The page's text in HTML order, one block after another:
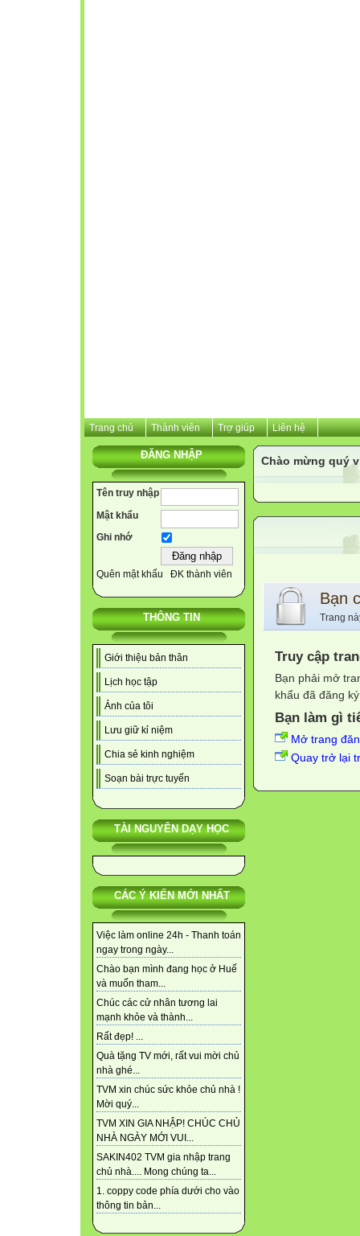
Trang chủ Thành viên Trợ giúp Liên hệ
ĐĂNG NHẬP
Tên truy nhập
Mật khẩu
Ghi nhớ
Quên mật khẩu ĐK thành viên
THÔNG TIN
Giới thiệu bản thân
Lịch học tập
Ảnh của tôi
Lưu giữ kỉ niệm
Chia sẻ kinh nghiệm
Soạn bài trực tuyến
TÀI NGUYÊN DẠY HỌC
CÁC Ý KIẾN MỚI NHẤT
Việc làm online 24h - Thanh toán
ngay trong ngày...
Chào bạn mình đang học ở Huế
và muốn tham...
Chúc các cử nhân tương lai
mạnh khỏe và thành...
Rất đẹp! ...
Quà tặng TV mới, rất vui mời chủ
nhà ghé...
TVM xin chúc sức khỏe chủ nhà !
Mời quý...
TVM XIN GIA NHẬP! CHÚC CHỦ
NHÀ NGÀY MỚI VUI...
SAKIN402 TVM gia nhập trang
chủ nhà.... Mong chúng ta...
1. coppy code phía dưới cho vào
thông tin bản...
Chào mừng quý
Bạn
Trang
Truy cập
Bạn phải mở
khẩu đã đăng
Bạn làm gì
Mở trang
Quay trở lại